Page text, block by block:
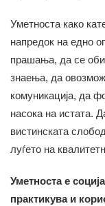
Уметноста како
напредок на едно
прашања, да се
знаења, да
комуникација, да
насока на истата.
вистинската
луѓето на
Уметноста е
практикува и